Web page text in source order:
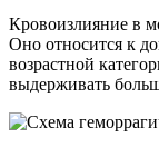
Кровоизлияние в
Оно относится к
возрастной
выдерживать